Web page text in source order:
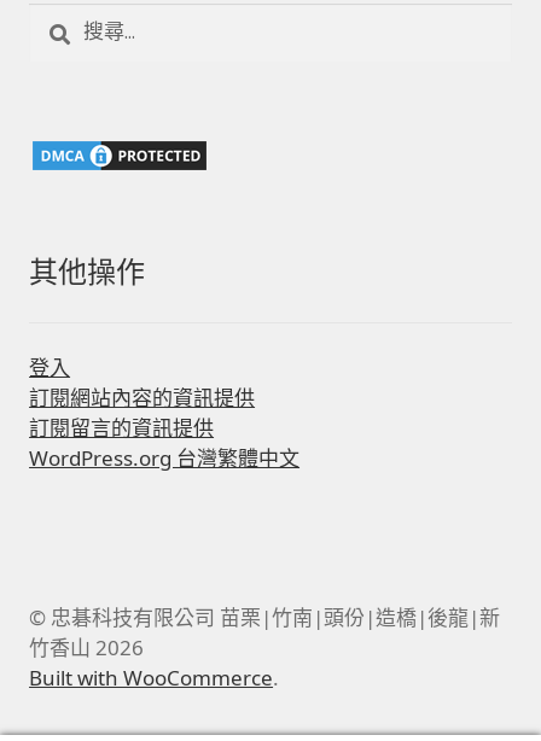
字:
其他操作
登入
訂閱網站內容的資訊提供
訂閱留言的資訊提供
WordPress.org 台灣繁體中文
© 忠碁科技有限公司 苗栗|竹南|頭份|造橋|後龍|新
竹香山 2026
Built with WooCommerce.